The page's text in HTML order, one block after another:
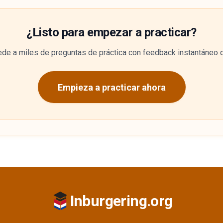
¿Listo para empezar a practicar?
a miles de preguntas de práctica con feedback instantáneo
Empieza a practicar ahora
Inburgering.org